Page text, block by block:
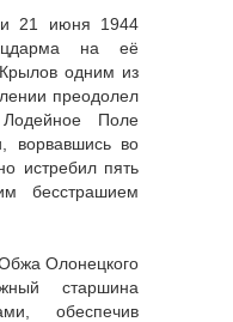
21 июня 1944
на её
одним из
преодолел
Поле
ворвавшись во
истребил пять
бесстрашием
Олонецкого
старшина
обеспечив